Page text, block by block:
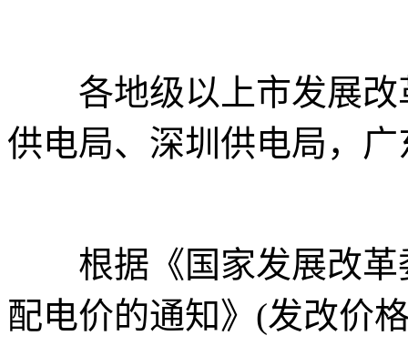
各地级以上市发展改
供电局、深圳供电局，
根据《国家发展改革
配电价的通知》(发改价